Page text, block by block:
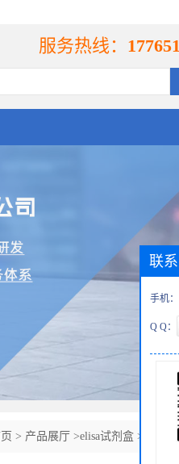
服务热线：
> 产品展厅 >elisa试剂盒 > 猪
联
手机：
Q Q：